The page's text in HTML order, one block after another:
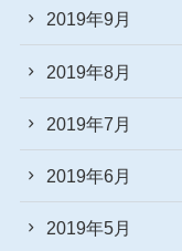
2019年9月
2019年8月
2019年7月
2019年6月
2019年5月